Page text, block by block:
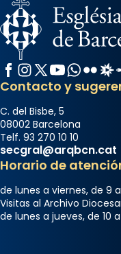
Facebook
Instagram
X / Twitter
YouTubeFlickr
Contacto y
C. del Bisbe, 5
08002 Barcelona
Telf. 93 270 10 10
secgral@arqbcn.cat
Horario de
de lunes a viernes, de 9 a
Visitas al Archivo
de lunes a jueves, de 10 a